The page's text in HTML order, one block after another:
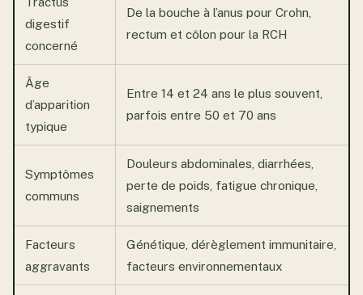
digestif
concerné
De la bouche à l’anus pour Crohn,
rectum et côlon pour la RCH
Âge
d’apparition
typique
Entre 14 et 24 ans le plus souvent,
parfois entre 50 et 70 ans
Symptômes
communs
Douleurs abdominales, diarrhées,
perte de poids, fatigue chronique,
saignements
Facteurs
aggravants
Génétique, dérèglement immunitaire,
facteurs environnementaux